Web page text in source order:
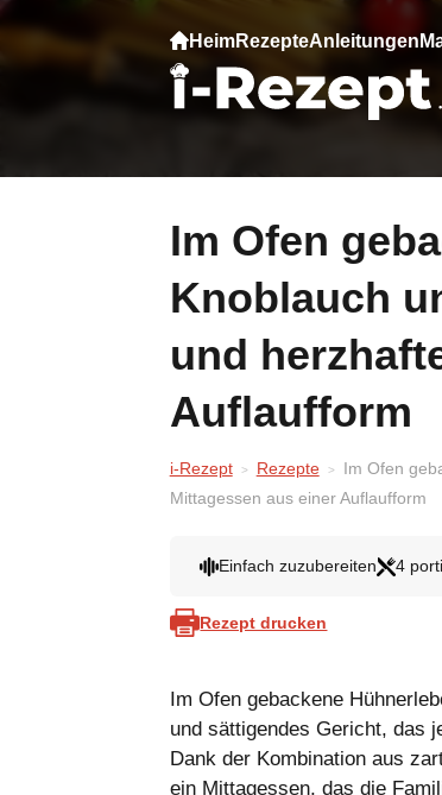
HeimRezepteAnleitungen
Im Ofen gebackene Hühnerleber mit
Knoblauch
und
Auflaufform
i-Rezept Rezepte
Im Ofen
Mittagessen aus einer Auflaufform
Einfach zuzubereiten 4
Rezept drucken
Im Ofen gebackene
und sättigendes Gericht, das
Dank der Kombination aus
ein Mittagessen, das die